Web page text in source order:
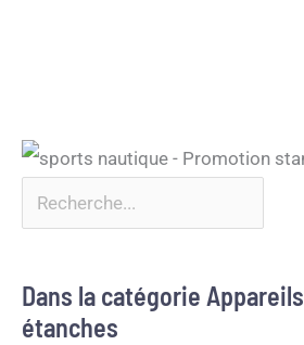
Dans la catégorie
étanches